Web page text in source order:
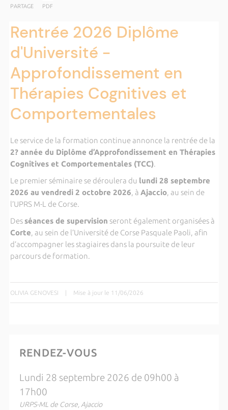
PARTAGE PDF
Rentrée 2026 Diplôme
d'Université -
Approfondissement en
Thérapies Cognitives et
Comportementales
Le service de la formation continue annonce la rentrée de la
2? année du Diplôme d’Approfondissement en Thérapies
Cognitives et Comportementales (TCC).
Le premier séminaire se déroulera du lundi 28 septembre
2026 au vendredi 2 octobre 2026, à Ajaccio, au sein de
l’UPRS M-L de Corse.
Des séances de supervision seront également organisées à
Corte, au sein de l’Université de Corse Pasquale Paoli, afin
d’accompagner les stagiaires dans la poursuite de leur
parcours de formation.
OLIVIA GENOVESI | Mise à jour le 11/06/2026
RENDEZ-VOUS
Lundi 28 septembre 2026 de 09h00 à
17h00
URPS-ML de Corse, Ajaccio